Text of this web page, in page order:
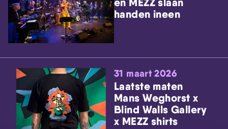
handen ineen
31 maart 2026
Laatste maten
Mans Weghorst x
Blind Walls Gallery
x MEZZ shirts